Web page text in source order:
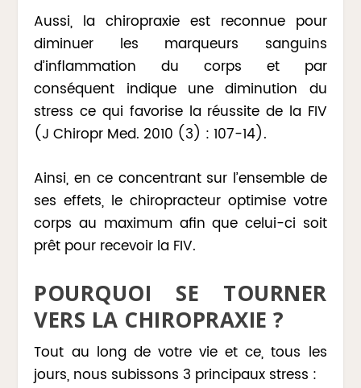
Aussi, la chiropraxie est reconnue pour
diminuer les marqueurs sanguins
d’inflammation du corps et par
conséquent indique une diminution du
stress ce qui favorise la réussite de la FIV
(J Chiropr Med. 2010 (3) : 107-14).
Ainsi, en ce concentrant sur l’ensemble de
ses effets, le chiropracteur optimise votre
corps au maximum afin que celui-ci soit
prêt pour recevoir la FIV.
POURQUOI SE TOURNER
VERS LA CHIROPRAXIE ?
Tout au long de votre vie et ce, tous les
jours, nous subissons 3 principaux stress :